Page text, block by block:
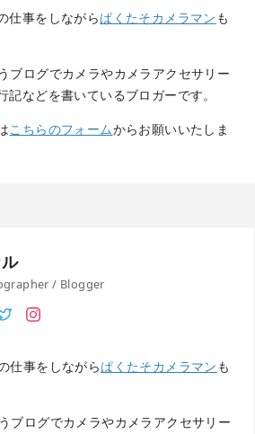
仕事をしながらぱくたそカメラマン も
ブログでカメラやカメラアクセサリー
などを書いているブロガーです。
こちらのフォームからお願いいたしま
/ Blogger
仕事をしながらぱくたそカメラマン も
ブログでカメラやカメラアクセサリー